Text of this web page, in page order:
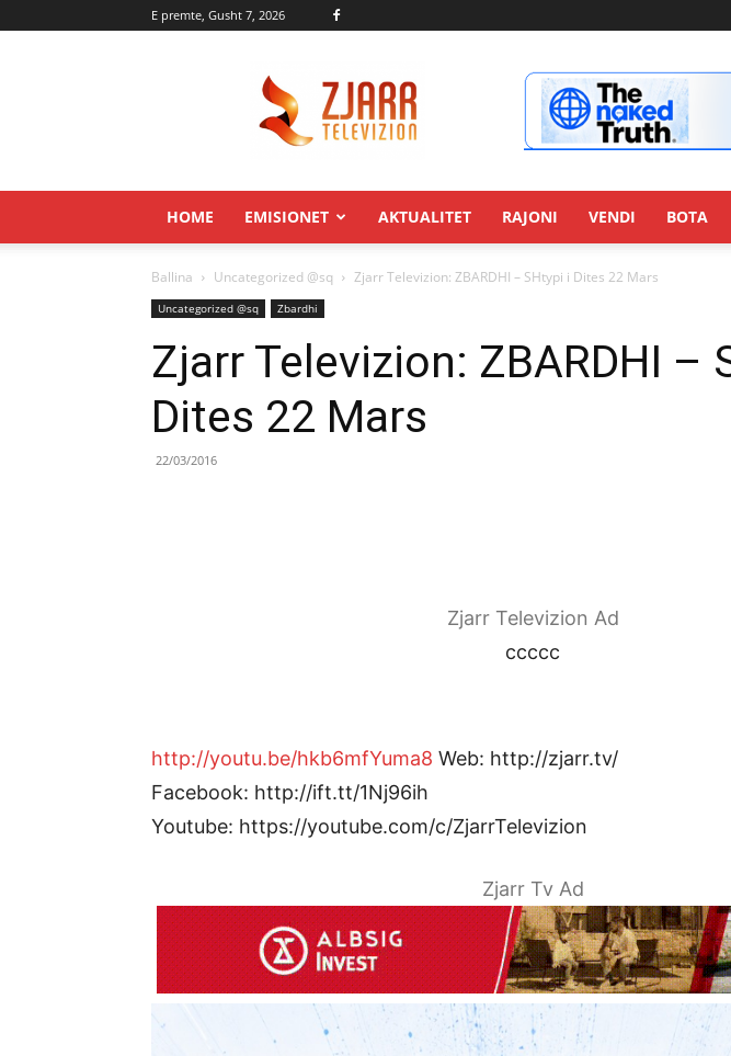
E premte, Gusht 7, 2026
HOME EMISIONET AKTUALITET RAJONI VENDI BOTA
Ballina Uncategorized @sq Zjarr Televizion: ZBARDHI – SHtypi i Dites 22 Mars
Uncategorized @sq Zbardhi
Zjarr Televizion: ZBARDHI –
Dites 22 Mars
22/03/2016
Zjarr Televizion Ad
ccccc
http://youtu.be/hkb6mfYuma8 Web: http://zjarr.tv/
Facebook: http://ift.tt/1Nj96ih
Youtube: https://youtube.com/c/ZjarrTelevizion
Zjarr Tv Ad